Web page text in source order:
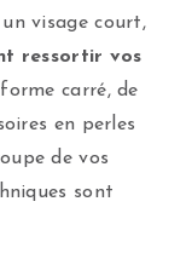
visage court,
ressortir vos
carré, de
en perles
de vos
sont